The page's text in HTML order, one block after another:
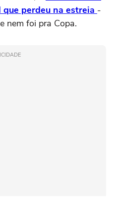
perdeu na estreia -
nem foi pra Copa.